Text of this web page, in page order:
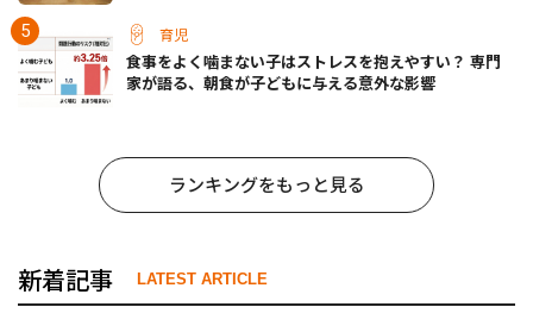
育児
食事をよく噛まない子はストレスを抱えやすい？ 専門
家が語る、朝食が子どもに与える意外な影響
ランキングをもっと見る
新着記事 LATEST ARTICLE